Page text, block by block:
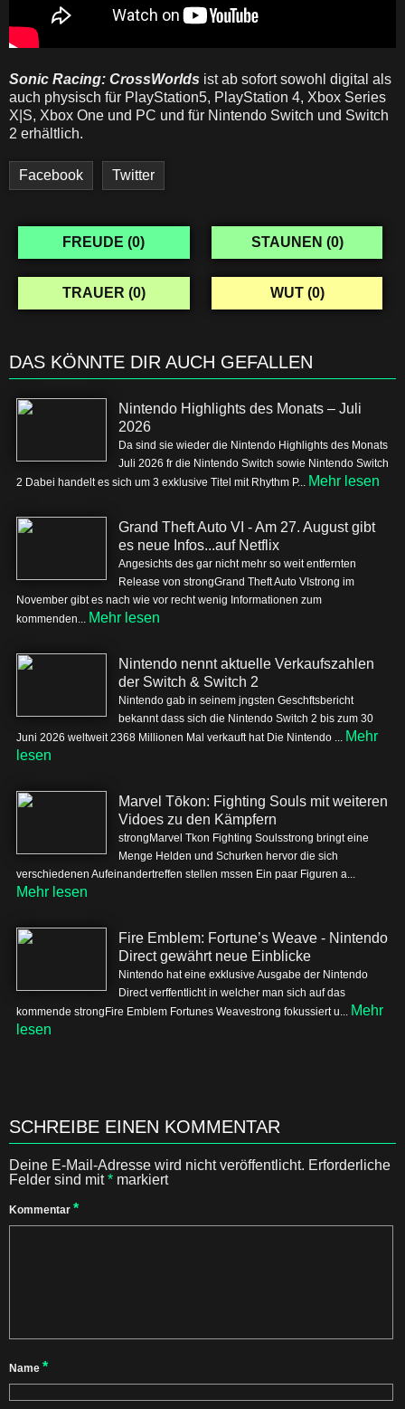
Sonic Racing: CrossWorlds ist ab sofort sowohl digital als
auch physisch für PlayStation5, PlayStation 4, Xbox Series
X|S, Xbox One und PC und für Nintendo Switch und Switch
2 erhältlich.
Facebook Twitter
FREUDE (0) STAUNEN (0)
TRAUER (0) WUT (0)
DAS KÖNNTE DIR AUCH GEFALLEN
Nintendo Highlights des Monats – Juli
2026
Da sind sie wieder die Nintendo Highlights des Monats
Juli 2026 fr die Nintendo Switch sowie Nintendo Switch
2 Dabei handelt es sich um 3 exklusive Titel mit Rhythm P... Mehr lesen
Grand Theft Auto VI - Am 27. August gibt
es neue Infos...auf Netflix
Angesichts des gar nicht mehr so weit entfernten
Release von strongGrand Theft Auto VIstrong im
November gibt es nach wie vor recht wenig Informationen zum
kommenden... Mehr lesen
Nintendo nennt aktuelle Verkaufszahlen
der Switch & Switch 2
Nintendo gab in seinem jngsten Geschftsbericht
bekannt dass sich die Nintendo Switch 2 bis zum 30
Juni 2026 weltweit 2368 Millionen Mal verkauft hat Die Nintendo ... Mehr
lesen
Marvel Tōkon: Fighting Souls mit weiteren
Vidoes zu den Kämpfern
strongMarvel Tkon Fighting Soulsstrong bringt eine
Menge Helden und Schurken hervor die sich
verschiedenen Aufeinandertreffen stellen mssen Ein paar Figuren a...
Mehr lesen
Fire Emblem: Fortune’s Weave - Nintendo
Direct gewährt neue Einblicke
Nintendo hat eine exklusive Ausgabe der Nintendo
Direct verffentlicht in welcher man sich auf das
kommende strongFire Emblem Fortunes Weavestrong fokussiert u... Mehr
lesen
SCHREIBE EINEN KOMMENTAR
Deine E-Mail-Adresse wird nicht veröffentlicht. Erforderliche
Felder sind mit* markiert
Kommentar *
Name *